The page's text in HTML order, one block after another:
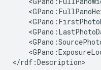
</rdf:Description>